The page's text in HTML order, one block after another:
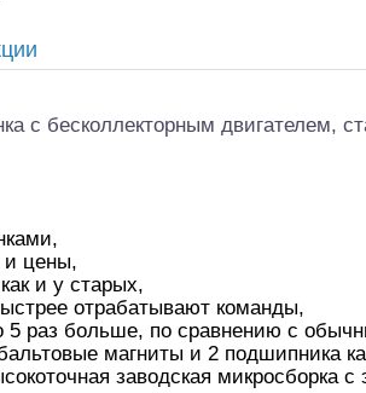
с бесколлекторным двигателем,
и цены,
и у старых,
отрабатывают команды,
раз больше, по сравнению с
магниты и 2 подшипника
заводская микросборка